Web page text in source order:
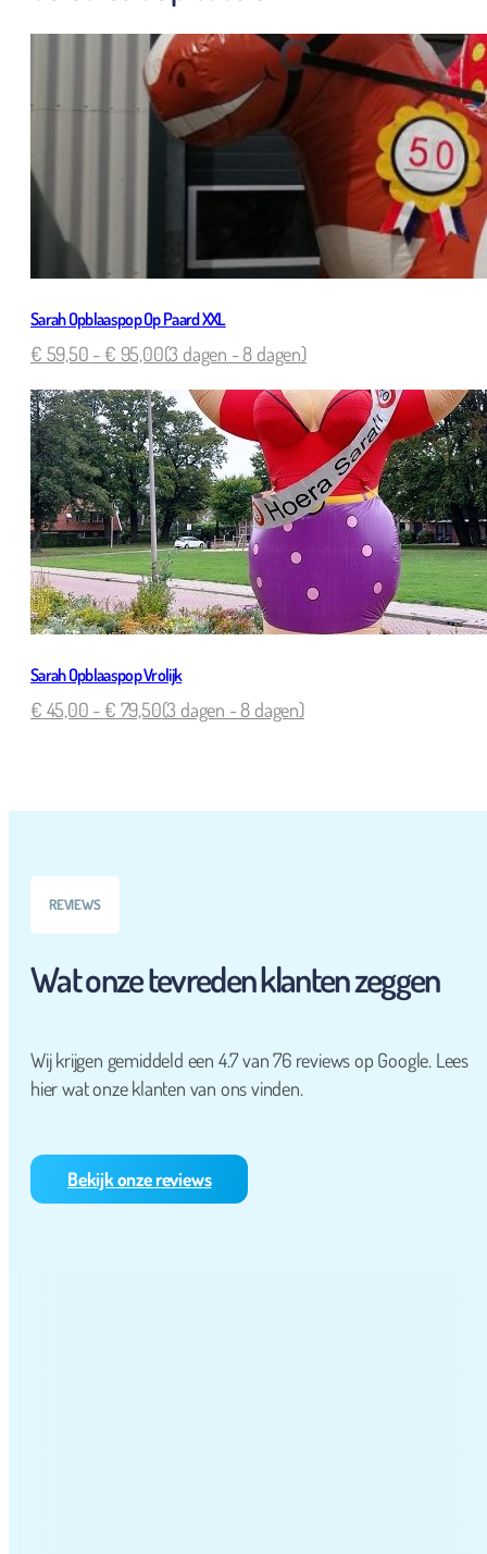
Sarah Opblaaspop Op Paard XXL
€ 59,50 - € 95,00(3 dagen - 8 dagen)
Sarah Opblaaspop Vrolijk
€ 45,00 - € 79,50(3 dagen - 8 dagen)
REVIEWS
Wat onze tevreden klanten zeggen
Wij krijgen gemiddeld een 4.7 van 76 reviews op Google. Lees
hier wat onze klanten van ons vinden.
Bekijk onze reviews